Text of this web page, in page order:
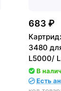
683 ₽
3480
L5000/
L5200/
L6400,
В
Есть